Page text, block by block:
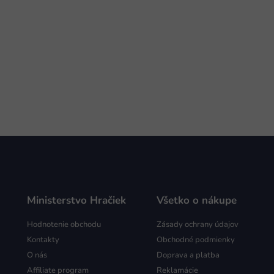
Ministerstvo Hračiek
Hodnotenie obchodu
Kontakty
O nás
Affiliate program
Všetko o nákupe
Zásady ochrany údajov
Obchodné podmienky
Doprava a platba
Reklamácie